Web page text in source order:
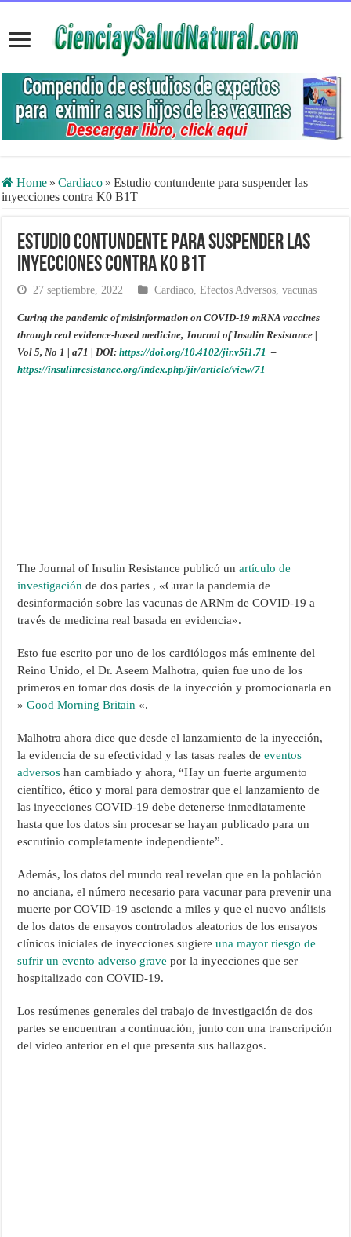
Home » Cardiaco » Estudio contundente para suspender las
inyecciones contra K0 B1T
Estudio contundente para suspender las
inyecciones contra K0 B1T
27 septiembre, 2022 Cardiaco ,Efectos Adversos ,vacunas
Curing the pandemic of misinformation on COVID-19 mRNA vaccines
through real evidence-based medicine, Journal of Insulin Resistance |
Vol 5, No 1 | a71 | DOI:https://doi.org/10.4102/jir.v5i1.71 –
https://insulinresistance.org/index.php/jir/article/view/71
The Journal of Insulin Resistance publicó unartículo de
investigación de dos partes , «Curar la pandemia de
desinformación sobre las vacunas de ARNm de COVID-19 a
través de medicina real basada en evidencia».
Esto fue escrito por uno de los cardiólogos más eminente del
Reino Unido, el Dr. Aseem Malhotra, quien fue uno de los
primeros en tomar dos dosis de la inyección y promocionarla en
»Good Morning Britain «.
Malhotra ahora dice que desde el lanzamiento de la inyección,
la evidencia de su efectividad y las tasas reales deeventos
adversos han cambiado y ahora, “Hay un fuerte argumento
científico, ético y moral para demostrar que el lanzamiento de
las inyecciones COVID-19 debe detenerse inmediatamente
hasta que los datos sin procesar se hayan publicado para un
escrutinio completamente independiente”.
Además, los datos del mundo real revelan que en la población
no anciana, el número necesario para vacunar para prevenir una
muerte por COVID-19 asciende a miles y que el nuevo análisis
de los datos de ensayos controlados aleatorios de los ensayos
clínicos iniciales de inyecciones sugiereuna mayor riesgo de
sufrir un evento adverso gravepor la inyecciones que ser
hospitalizado con COVID-19.
Los resúmenes generales del trabajo de investigación de dos
partes se encuentran a continuación, junto con una transcripción
del video anterior en el que presenta sus hallazgos.